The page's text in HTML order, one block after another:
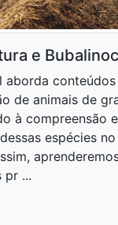
e
aborda
de animais de
à compreensão
espécies
pr ...